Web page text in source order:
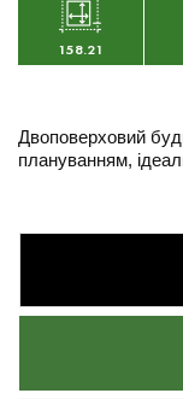
158.21
Двоповерховий
плануванням,